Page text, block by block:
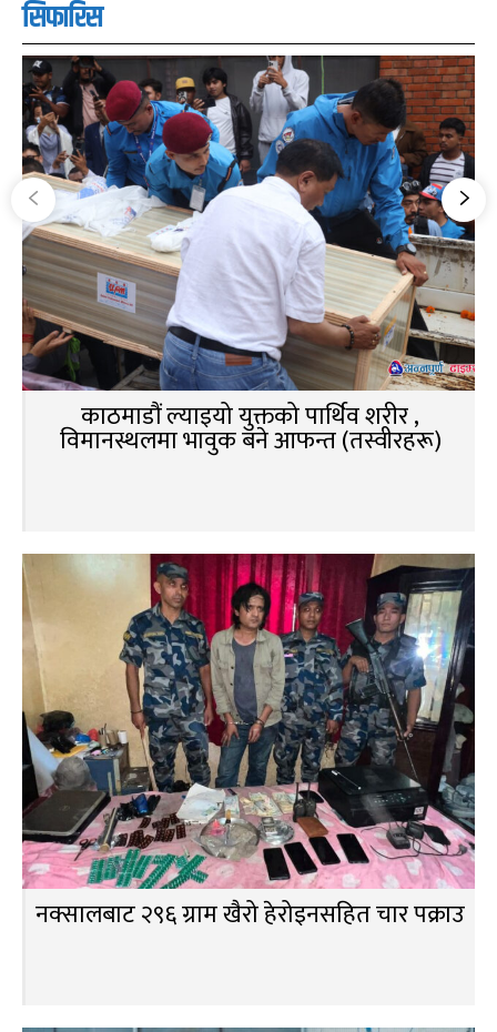
सिफारिस
काठमाडौं ल्याइयो युक्तको पार्थिव शरीर ,
विमानस्थलमा भावुक बने आफन्त (तस्वीरहरू)
नक्सालबाट २९६ ग्राम खैरो हेरोइनसहित चार पक्राउ